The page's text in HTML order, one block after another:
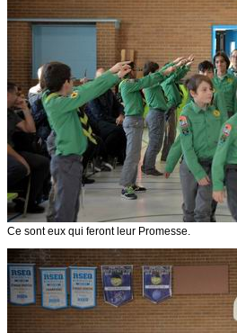
Ce sont eux qui feront leur Promesse.